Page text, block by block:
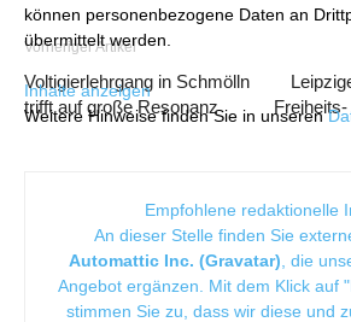
können personenbezogene Daten an
übermittelt werden.
Inhalte anzeigen
Weitere Hinweise finden Sie in unseren
Vorheriger Artikel
Voltigierlehrgang in Schmölln
trifft auf große Resonanz
Empfohlene redaktionelle
An dieser Stelle finden Sie
Automattic Inc. (Gravatar) , die
Angebot ergänzen. Mit dem Klick auf
stimmen Sie zu, dass wir diese und